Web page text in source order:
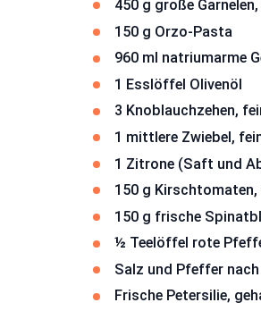
450 g große
150 g Orzo-Pasta
960 ml natriumarme
1 Esslöffel Olivenöl
3 Knoblauchzehen,
1 mittlere Zwiebel,
1 Zitrone (Saft und
150 g
150 g frische
½ Teelöffel rote
Salz und Pfeffer
Frische Petersilie,